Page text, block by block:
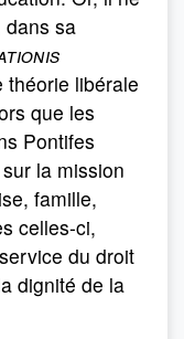
dans sa
théorie libérale
que les
Pontifes
la mission
famille,
celles-ci,
du droit
dignité de la